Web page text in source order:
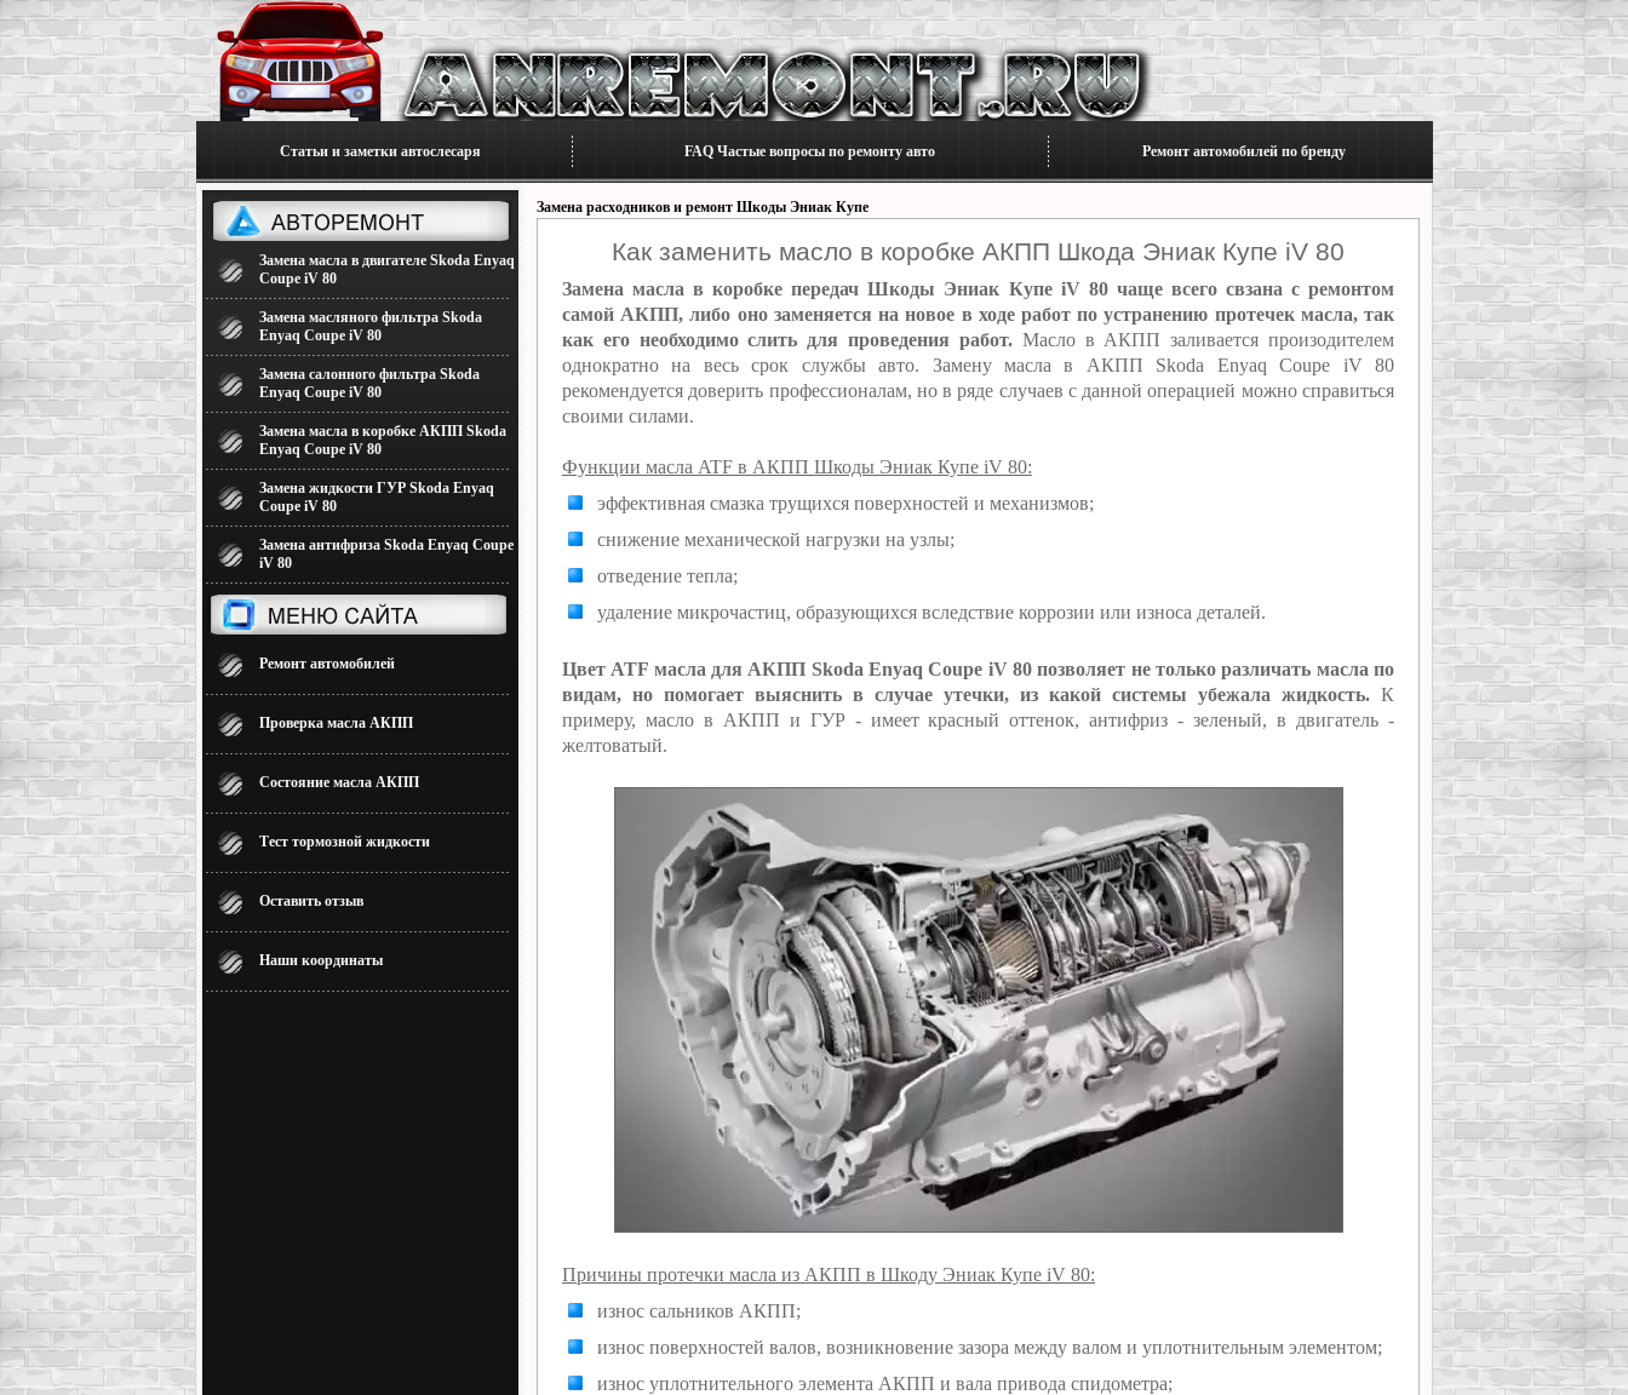
Статьи и заметки автослесаря FAQ Частые вопросы по ремонту авто Ремонт автомобилей по бренду
Замена масла в двигателе Skoda Enyaq
Coupe iV 80
Замена масляного фильтра Skoda
Enyaq Coupe iV 80
Замена салонного фильтра Skoda
Enyaq Coupe iV 80
Замена масла в коробке АКПП Skoda
Enyaq Coupe iV 80
Замена жидкости ГУР Skoda Enyaq
Coupe iV 80
Замена антифриза Skoda Enyaq Coupe
iV 80
Ремонт автомобилей
Проверка масла АКПП
Состояние масла АКПП
Тест тормозной жидкости
Оставить отзыв
Наши координаты
Замена расходников и ремонт Шкоды Эниак Купе
Как заменить масло в коробке АКПП Шкода Эниак Купе iV 80
Замена масла в коробке передач Шкоды Эниак Купе iV 80 чаще всего свзана с ремонтом
самой АКПП, либо оно заменяется на новое в ходе работ по устранению протечек масла, так
как его необходимо слить для проведения работ.Масло в АКПП заливается произодителем
однократно на весь срок службы авто. Замену масла в АКПП Skoda Enyaq Coupe iV 80
рекомендуется доверить профессионалам, но в ряде случаев с данной операцией можно справиться
своими силами.
Функции масла ATF в АКПП Шкоды Эниак Купе iV 80:
эффективная смазка трущихся поверхностей и механизмов;
снижение механической нагрузки на узлы;
отведение тепла;
удаление микрочастиц, образующихся вследствие коррозии или износа деталей.
Цвет ATF масла для АКПП Skoda Enyaq Coupe iV 80 позволяет не только различать масла по
видам, но помогает выяснить в случае утечки, из какой системы убежала жидкость. К
примеру, масло в АКПП и ГУР - имеет красный оттенок, антифриз - зеленый, в двигатель -
желтоватый.
Причины протечки масла из АКПП в Шкоду Эниак Купе iV 80:
износ сальников АКПП;
износ поверхностей валов, возникновение зазора между валом и уплотнительным элементом;
износ уплотнительного элемента АКПП и вала привода спидометра;